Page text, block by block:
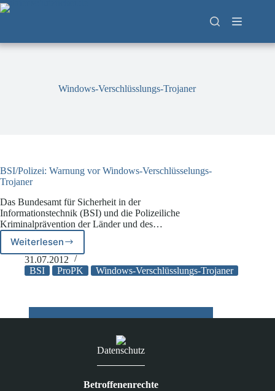
Zum
Inhalt
Windows-Verschlüsslungs-Trojaner
BSI/Polizei: Warnung vor Windows-Verschlüsselungs-
Trojaner
Das Bundesamt für Sicherheit in der
Informationstechnik (BSI) und die Polizeiliche
Kriminalprävention der Länder und des…
WeiterlesenBSI/Polizei:
Warnung
vor
Trojaner
31.07.2012
BSI
ProPK Windows-Verschlüsslungs-Trojaner
Datenschutz
Betroffenenrechte